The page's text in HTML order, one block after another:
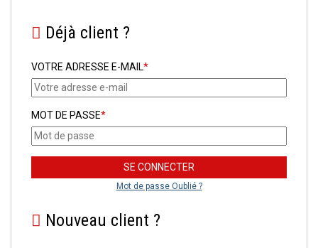
Déjà client ?
VOTRE ADRESSE E-MAIL*
MOT DE PASSE*
Mot de passe Oublié ?
Nouveau client ?